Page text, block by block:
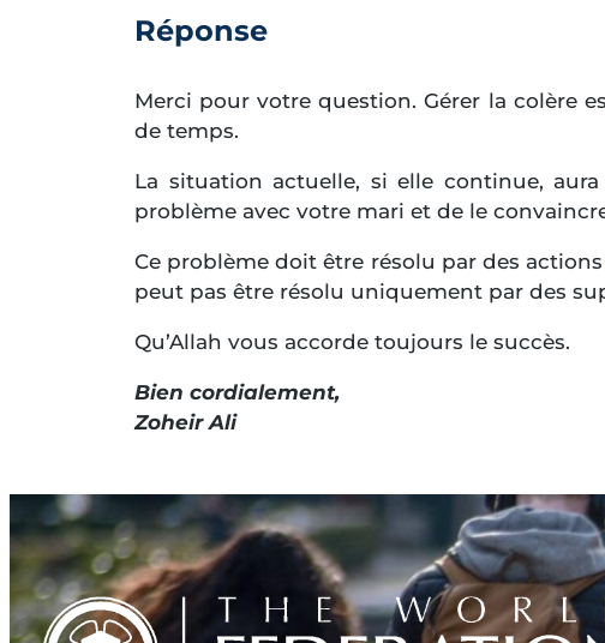
Réponse
Merci pour votre question. Gérer la colère
de temps.
La situation actuelle, si elle continue,
problème avec votre mari et de le
Ce problème doit être résolu par des
peut pas être résolu uniquement par des
Qu’Allah vous accorde toujours le succès.
Bien cordialement,
Zoheir Ali